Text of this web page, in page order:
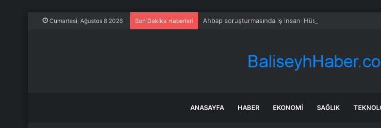
Cumartesi, Ağustos 8 2026 Son Dakika Haberleri Ahbap soruşturmasında iş insanı Hüseyin Başaran’a
ANASAYFA HABER EKONOMI SAĞLIK